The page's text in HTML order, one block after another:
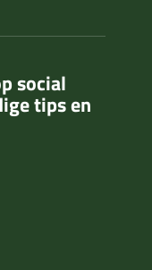
social
tips en